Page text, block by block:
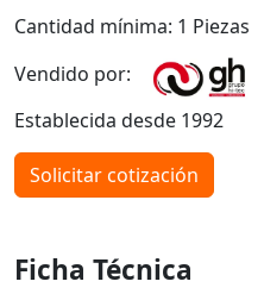
Cantidad mínima: 1 Piezas
Vendido por:
Establecida desde 1992
Solicitar cotización
Ficha Técnica